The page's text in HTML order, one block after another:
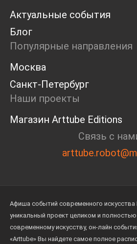
Open call
Экскурсия
Дискуссия
Cosmoscow 2024
Blazar 2024
Встречи
Круглый стол
Актуальные события
Блог
Популярные направления
Москва
Санкт-Петербург
Наши проекты
Магазин Arttube Editions
Связь с
Афиша событий современного искусства
уникальный проект целиком и
современному искусству, он-лайн
«Arttube» Вы найдете самое полное